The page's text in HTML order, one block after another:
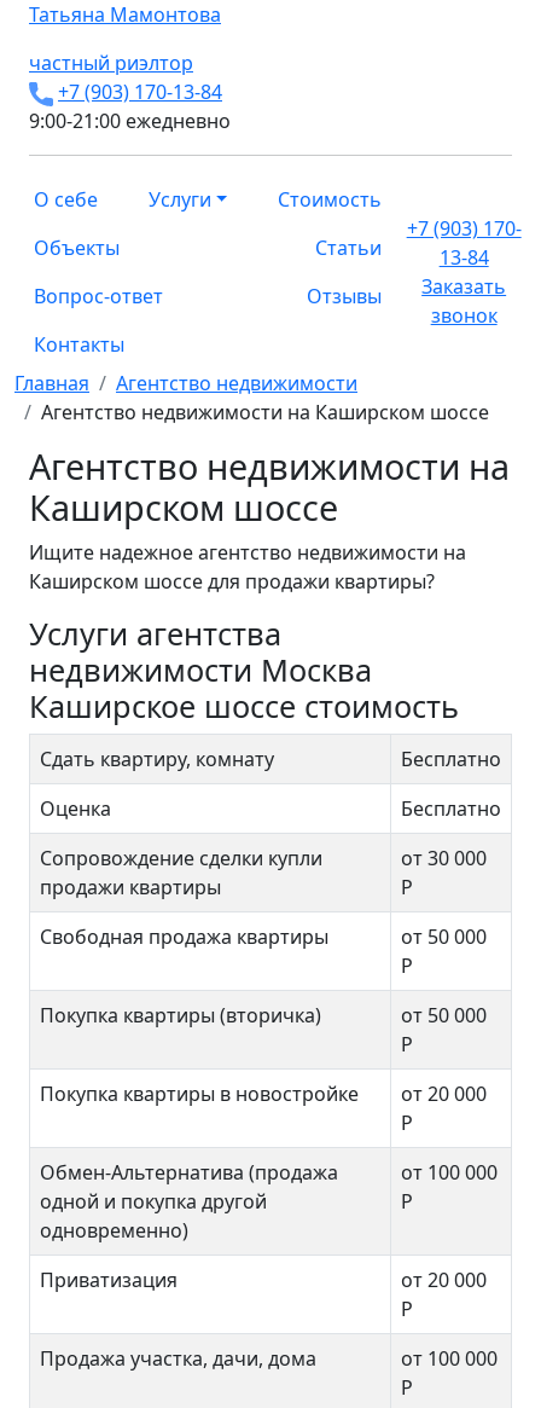
Татьяна Мамонтова
частный риэлтор
+7 (903) 170-13-84
9:00-21:00 ежедневно
О себе Услуги
Стоимость
Объекты
Статьи
Вопрос-ответ
Отзывы
Контакты
+7 (903) 170-
13-84
Заказать
звонок
Главная
Агентство недвижимости
Агентство недвижимости на Каширском шоссе
Агентство недвижимости на
Каширском шоссе
Ищите надежное агентство недвижимости на
Каширском шоссе для продажи квартиры?
Услуги агентства
недвижимости Москва
Каширское шоссе стоимость
Сдать квартиру, комнату
Бесплатно
Оценка
Бесплатно
Сопровождение сделки купли
продажи квартиры
от 30 000
Р
Свободная продажа квартиры
от 50 000
Р
Покупка квартиры (вторичка)
от 50 000
Р
Покупка квартиры в новостройке
от 20 000
Р
Обмен-Альтернатива (продажа
одной и покупка другой
одновременно)
от 100 000
Р
Приватизация
от 20 000
Р
Продажа участка, дачи, дома
от 100 000
Р